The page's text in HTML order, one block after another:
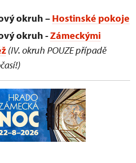
okruh – Hostinské pokoje
okruh -Zámeckými
(IV. okruh POUZE případě